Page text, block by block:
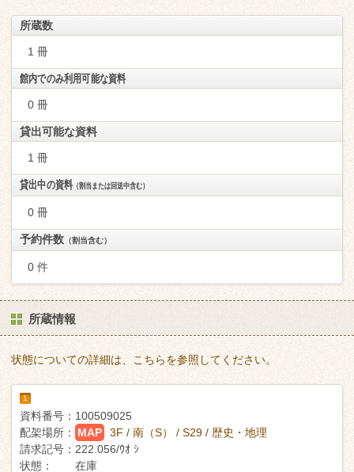
所蔵数
1 冊
館内でのみ利用可能な資料
0 冊
貸出可能な資料
1 冊
貸出中の資料（割当または回送中含む）
0 冊
予約件数 （割当含む）
0 件
所蔵情報
状態についての詳細は、こちらを参照してください。
1
資料番号： 100509025
配架場所：
MAP
3F / 南（S） / S29 / 歴史・地理
請求記号： 222.056/ｳｵ ｼ
状態：
在庫